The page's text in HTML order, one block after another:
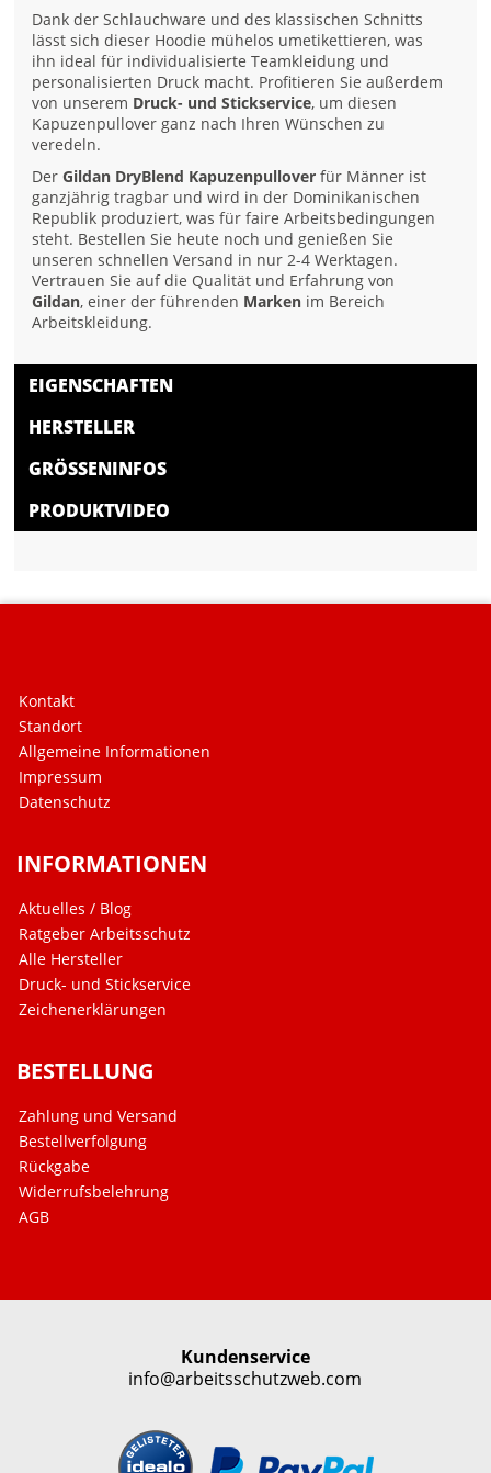
Dank der Schlauchware und des klassischen Schnitts
lässt sich dieser Hoodie mühelos umetikettieren, was
ihn ideal für individualisierte Teamkleidung und
personalisierten Druck macht. Profitieren Sie außerdem
von unserem Druck- und Stickservice, um diesen
Kapuzenpullover ganz nach Ihren Wünschen zu
veredeln.
DerGildan DryBlend Kapuzenpullover für Männer ist
ganzjährig tragbar und wird in der Dominikanischen
Republik produziert, was für faire Arbeitsbedingungen
steht. Bestellen Sie heute noch und genießen Sie
unseren schnellen Versand in nur 2-4 Werktagen.
Vertrauen Sie auf die Qualität und Erfahrung von
Gildan, einer der führenden Marken im Bereich
Arbeitskleidung.
EIGENSCHAFTEN
HERSTELLER
GRÖSSENINFOS
PRODUKTVIDEO
Kontakt
Standort
Allgemeine Informationen
Impressum
Datenschutz
INFORMATIONEN
Aktuelles / Blog
Ratgeber Arbeitsschutz
Alle Hersteller
Druck- und Stickservice
Zeichenerklärungen
BESTELLUNG
Zahlung und Versand
Bestellverfolgung
Rückgabe
Widerrufsbelehrung
AGB
Kundenservice
info@arbeitsschutzweb.com